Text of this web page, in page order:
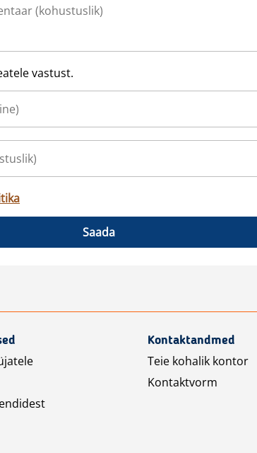
vastust.
Saada
Kontaktandmed
Teie kohalik kontor
Kontaktvorm